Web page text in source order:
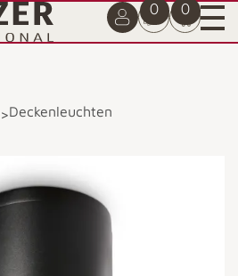
0 0
>Deckenleuchten